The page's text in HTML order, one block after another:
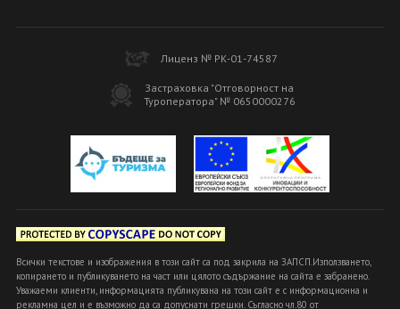
Лиценз № РК-01-74587
Застраховка "Отговорност на
Туроператора" № 0650000276
Всички текстове и изображения в този сайт са под закрила на ЗАПСП.Използването,
копирането и публикуването на част или цялото съдържание на сайта е забранено.
Уважаеми клиенти, информацията публикувана на този сайт е с информационна и
рекламна цел и е възможно да са допуснати грешки. Съгласно чл.80 от